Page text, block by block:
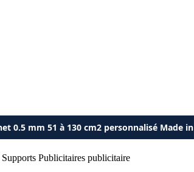
0.5 mm 51 à 130 cm2 personnalisé Made